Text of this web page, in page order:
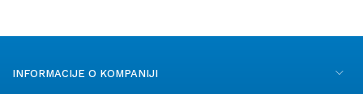
INFORMACIJE O KOMPANIJI